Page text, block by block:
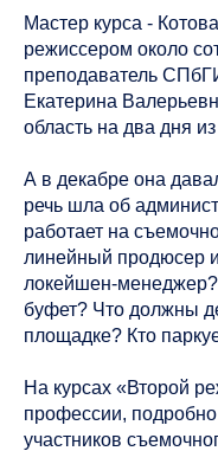
Мастер курса -
режиссером около
преподаватель
Екатерина
область на два дня
А в декабре она
речь шла об
работает на
линейный продюсер и
локейшен-менеджер?
буфет? Что должны
площадке? Кто
На курсах «Второй
профессии,
участников